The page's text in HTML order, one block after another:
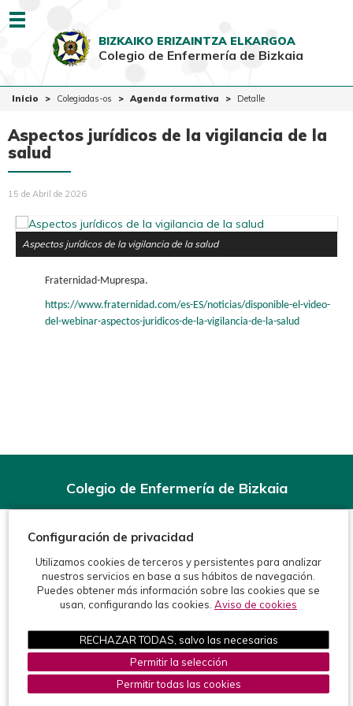
EUSK CAST
Colegiadas-os
BIZKAIKO ERIZAINTZA ELKARGOA
Colegio de Enfermería de Bizkaia
Inicio Colegiadas-os Agenda formativa Detalle
Aspectos jurídicos de la vigilancia de la
salud
15 de Abril de 2026
Aspectos jurídicos de la vigilancia de la salud
Fraternidad-Muprespa.
https://www.fraternidad.com/es-ES/noticias/disponible-el-video-
del-webinar-aspectos-juridicos-de-la-vigilancia-de-la-salud
Colegio de Enfermería de Bizkaia
Rodríguez Arias, 6-1º - 48008 Bilbao (BIZKAIA)
Teléfonos: 944 15 11 99
Fax: 944 15 54 92
info@enfermeriabizkaia.org
©2026 Colegio de Enfermería de Bizkaia
Protección de datos
Política de cookies
Configuración de privacidad
Utilizamos cookies de terceros y persistentes para analizar
nuestros servicios en base a sus hábitos de navegación.
Puedes obtener más información sobre las cookies que se
usan, configurando las cookies. Aviso de cookies
RECHAZAR TODAS, salvo las necesarias
Permitir la selección
Permitir todas las cookies